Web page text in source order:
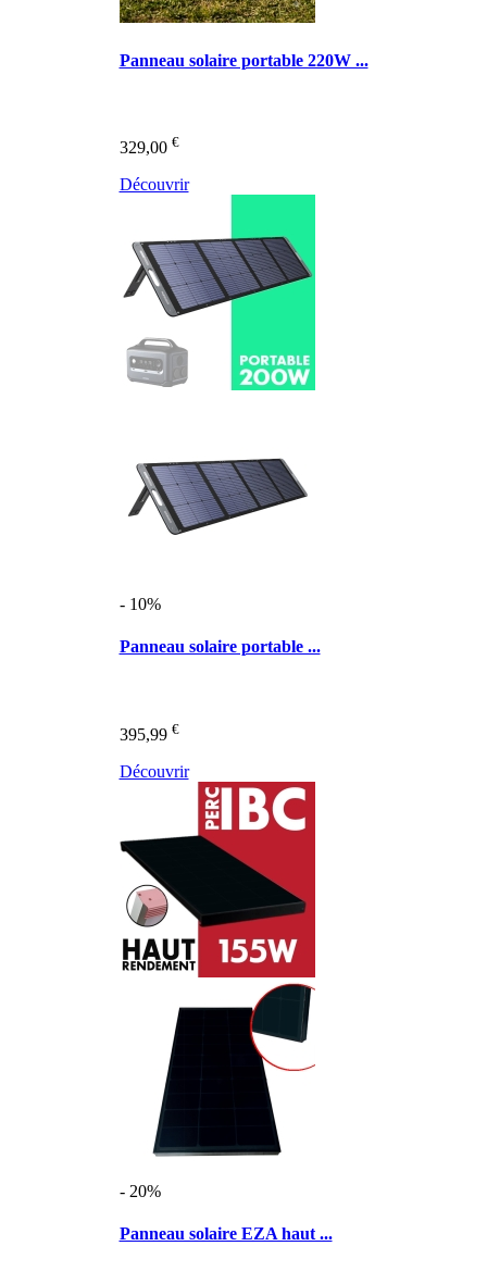
Panneau solaire portable 220W ...
329,00 €
Découvrir
- 10%
Panneau solaire portable ...
395,99 €
Découvrir
- 20%
Panneau solaire EZA haut ...